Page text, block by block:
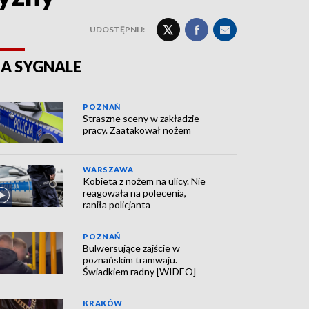
UDOSTĘPNIJ:
SYGNALE
POZNAŃ
Straszne sceny w zakładzie
pracy. Zaatakował nożem
WARSZAWA
Kobieta z nożem na ulicy. Nie
reagowała na polecenia,
raniła policjanta
POZNAŃ
Bulwersujące zajście w
poznańskim tramwaju.
Świadkiem radny [WIDEO]
KRAKÓW